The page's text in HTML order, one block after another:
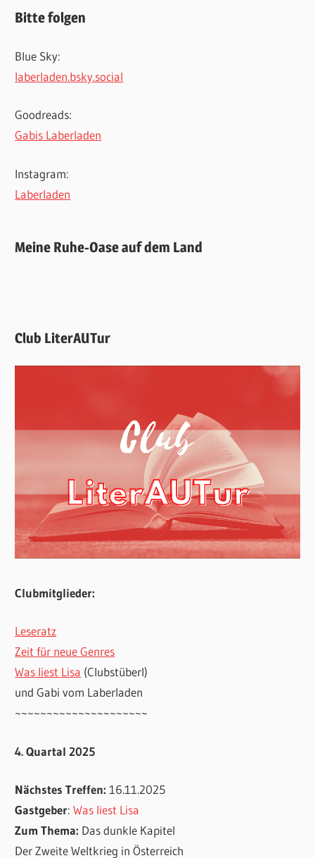
Bitte folgen
Blue Sky:
laberladen.bsky.social
Goodreads:
Gabis Laberladen
Instagram:
Laberladen
Meine Ruhe-Oase auf dem Land
Club LiterAUTur
Clubmitglieder:
Leseratz
Zeit für neue Genres
Was liest Lisa (Clubstüberl)
und Gabi vom Laberladen
~~~~~~~~~~~~~~~~~~~~~
4. Quartal 2025
Nächstes Treffen:16.11.2025
Gastgeber:Was liest Lisa
Zum Thema: Das dunkle Kapitel
Der Zweite Weltkrieg in Österreich